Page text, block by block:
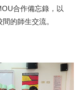
合作備忘錄，以
的師生交流。